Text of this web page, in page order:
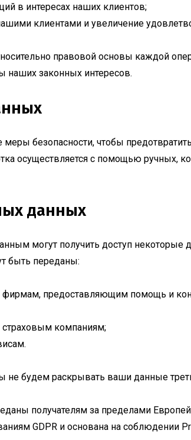
в интересах наших клиентов;
клиентами и увеличение
правовой основы каждой
наших законных интересов.
безопасности, чтобы
осуществляется с помощью ручных,
данных
могут получить доступ некоторые
быть переданы:
предоставляющим помощь и
компаниям;
будем раскрывать ваши данные
получателям за пределами
GDPR и основана на